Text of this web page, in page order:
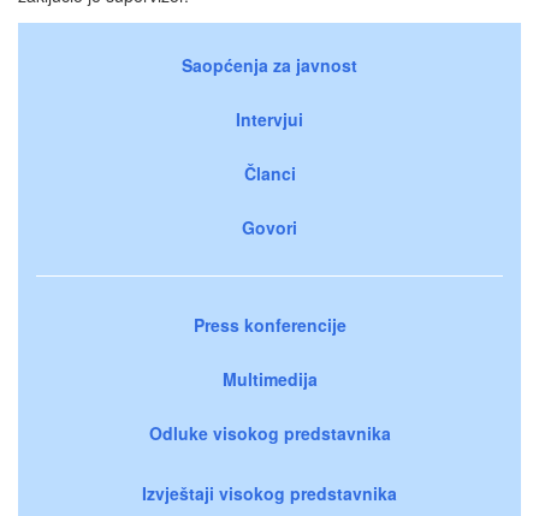
Saopćenja za javnost
Intervjui
Članci
Govori
Press konferencije
Multimedija
Odluke visokog predstavnika
Izvještaji visokog predstavnika